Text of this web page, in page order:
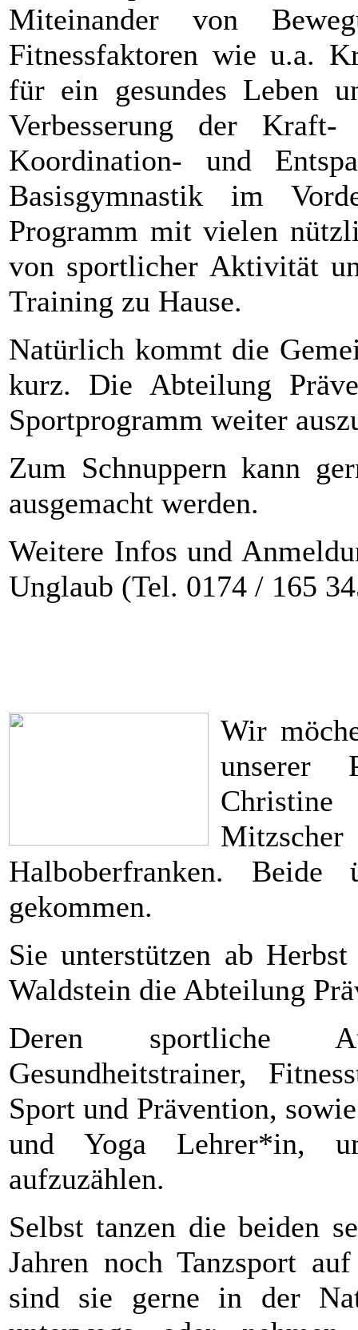
Miteinander von
Fitnessfaktoren wie u.a.
für ein gesundes Leben
Verbesserung der
Koordination- und
Basisgymnastik im
Programm mit vielen
von sportlicher Aktivität
Training zu Hause.
Natürlich kommt die
kurz. Die Abteilung
Sportprogramm weiter
Zum Schnuppern kann
ausgemacht werden.
Weitere Infos und
Unglaub (Tel. 0174 / 165
Wir
unserer
Halboberfranken. Beide
gekommen.
Sie unterstützen ab
Waldstein die Abteilung
Deren sportliche
Gesundheitstrainer,
Sport und Prävention,
und Yoga Lehrer*in,
aufzuzählen.
Selbst tanzen die beiden
Jahren noch Tanzsport
sind sie gerne in der